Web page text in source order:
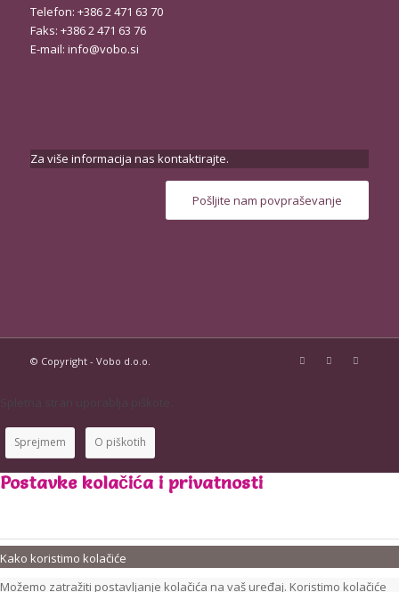
Telefon: +386 2 471 63 70
Faks: +386 2 471 63 76
E-mail: info@vobo.si
Za više informacija nas kontaktirajte.
Pošljite nam povpraševanje
© Copyright - Vobo d.o.o.
Spletna stran uporablja piškote.
Sprejmem O piškotih
Postavke kolačića i privatnosti
Kako koristimo kolačiće
Možemo zatražiti postavljanje kolačića na vaš uređaj. Koristimo kolačiće